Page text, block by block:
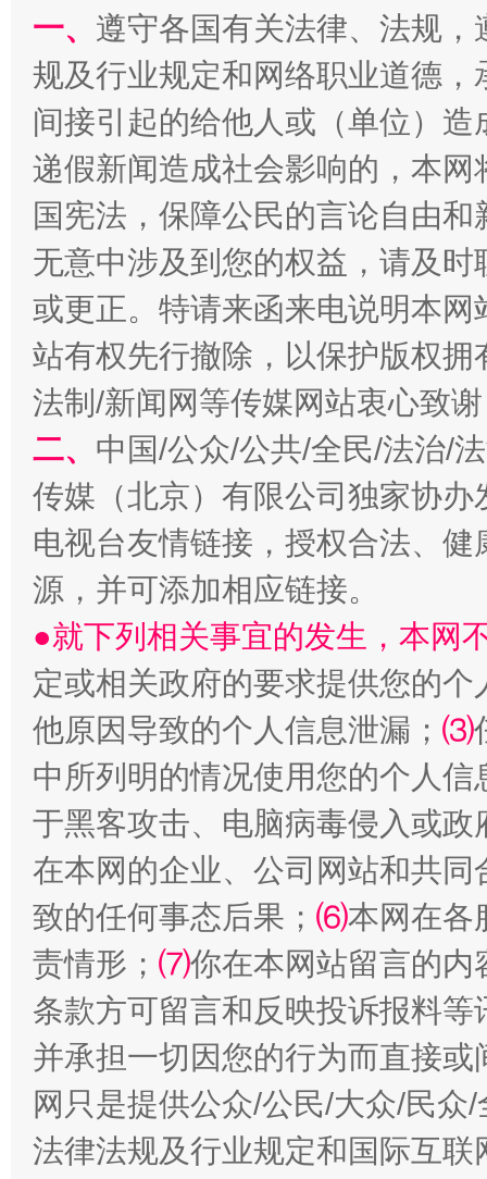
揭开“小金库”的免责幌子
受贿1.44亿！段成刚被判无期 从幼
全民健身五年计划来了！等你上场
阿坝州三大球赛在茂县开幕
一、 遵守各国有关法律、法规
规及行业规定和网络职业道德
间接引起的给他人或（单位）
递假新闻造成社会影响的，本
国宪法，保障公民的言论自由
无意中涉及到您的权益，请及
或更正。特请来函来电说明本
站有权先行撤除，以保护版权
法制/新闻网等传媒网站衷心致
二、 中国/公众/公共/全民/法治/
传媒（北京）有限公司独家协
电视台友情链接，授权合法、
源，并可添加相应链接。
●就下列相关事宜的发生，本网
定或相关政府的要求提供您的个
他原因导致的个人信息泄漏； ⑶
中所列明的情况使用您的个人
于黑客攻击、电脑病毒侵入或
在本网的企业、公司网站和共
致的任何事态后果； ⑹本网在各
责情形； ⑺你在本网站留言的内
条款方可留言和反映投诉报料
并承担一切因您的行为而直接
网只是提供公众/公民/大众/民
法律法规及行业规定和国际互